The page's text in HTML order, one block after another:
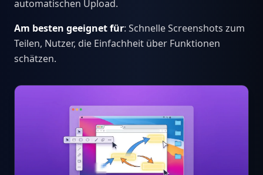
automatischen Upload.
Am besten geeignet für: Schnelle Screenshots zum
Teilen, Nutzer, die Einfachheit über Funktionen
schätzen.